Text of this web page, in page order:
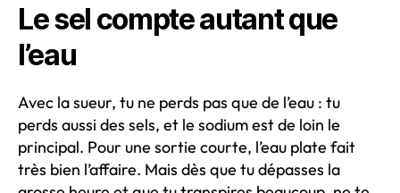
Le sel compte autant que
l’eau
Avec la sueur, tu ne perds pas que de l’eau : tu
perds aussi des sels, et le sodium est de loin le
principal. Pour une sortie courte, l’eau plate fait
très bien l’affaire. Mais dès que tu dépasses la